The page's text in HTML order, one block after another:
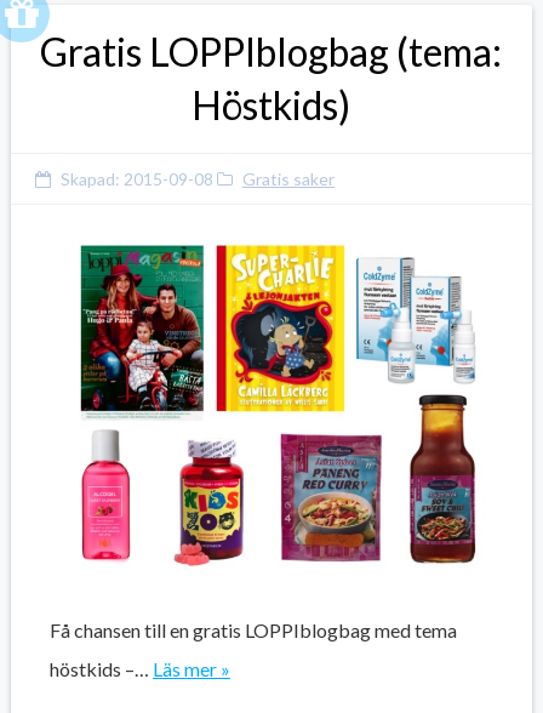
Gratis LOPPIblogbag (tema:
Höstkids)
Skapad: 2015-09-08 Gratis saker
Få chansen till en gratis LOPPIblogbag med tema
höstkids –… Läs mer »